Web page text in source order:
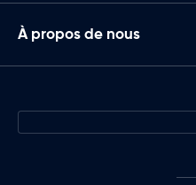
À propos de nous